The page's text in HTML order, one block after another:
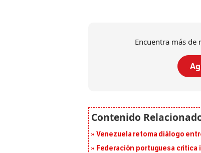
Encuentra más de
Venezuela retoma diálogo
Federación portuguesa critica